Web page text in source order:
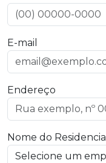
E-mail
Endereço
Nome do Residencial